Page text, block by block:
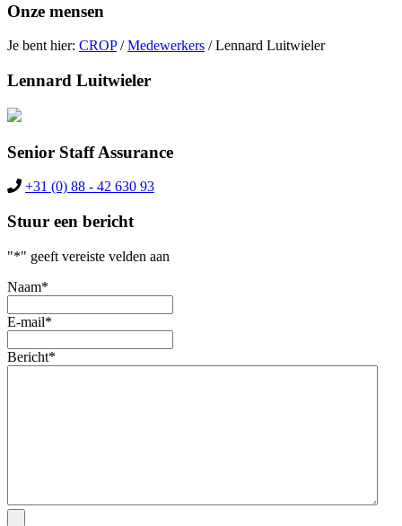
Onze mensen
Je bent hier: CROP/Medewerkers /Lennard Luitwieler
Lennard Luitwieler
Senior Staff Assurance
+31 (0) 88 - 42 630 93
Stuur een bericht
"*" geeft vereiste velden aan
Naam*
E-mail*
Bericht*